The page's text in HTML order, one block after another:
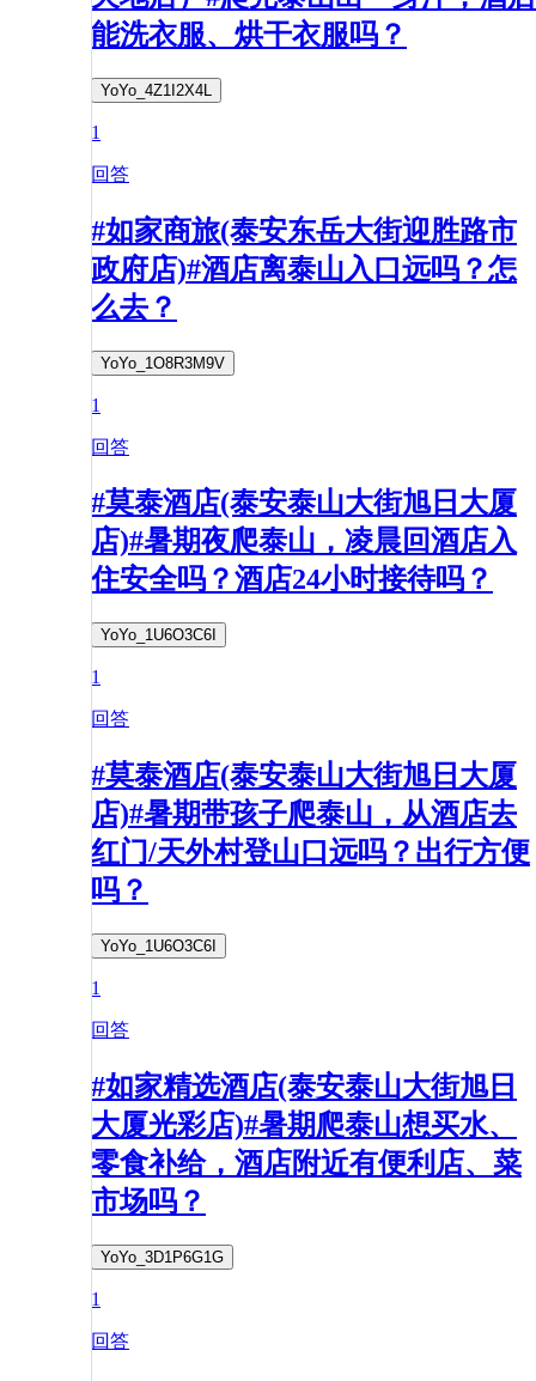
能洗衣服、烘干衣服吗？
YoYo_4Z1I2X4L
1
回答
#如家商旅(泰安东岳大街迎胜路市
政府店)#酒店离泰山入口远吗？怎
么去？
YoYo_1O8R3M9V
1
回答
#莫泰酒店(泰安泰山大街旭日大厦
店)#暑期夜爬泰山，凌晨回酒店入
住安全吗？酒店24小时接待吗？
YoYo_1U6O3C6I
1
回答
#莫泰酒店(泰安泰山大街旭日大厦
店)#暑期带孩子爬泰山，从酒店去
红门/天外村登山口远吗？出行方便
吗？
YoYo_1U6O3C6I
1
回答
#如家精选酒店(泰安泰山大街旭日
大厦光彩店)#暑期爬泰山想买水、
零食补给，酒店附近有便利店、菜
市场吗？
YoYo_3D1P6G1G
1
回答